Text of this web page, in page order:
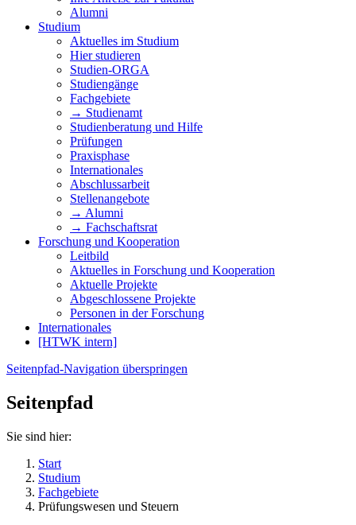
Alumni
Studium
Aktuelles im Studium
Hier studieren
Studien-ORGA
Studiengänge
Fachgebiete
→ Studienamt
Studienberatung und Hilfe
Prüfungen
Praxisphase
Internationales
Abschlussarbeit
Stellenangebote
→ Alumni
→ Fachschaftsrat
Forschung und Kooperation
Leitbild
Aktuelles in Forschung und Kooperation
Aktuelle Projekte
Abgeschlossene Projekte
Personen in der Forschung
Internationales
[HTWK intern]
Seitenpfad-Navigation überspringen
Seitenpfad
Sie sind hier:
Start
Studium
Fachgebiete
Prüfungswesen und Steuern